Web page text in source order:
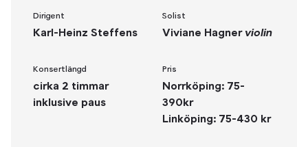
Dirigent
Karl-Heinz Steffens
Solist
Viviane Hagner violin
Konsertlängd
cirka 2 timmar
inklusive paus
Pris
Norrköping: 75-
390kr
Linköping: 75-430 kr